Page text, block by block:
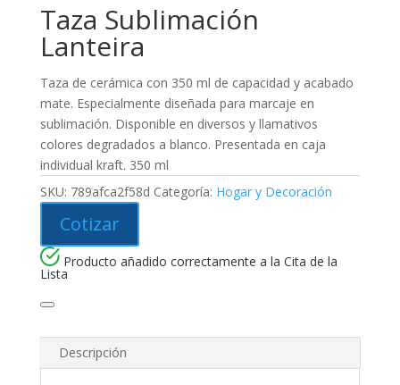
Taza Sublimación
Lanteira
Taza de cerámica con 350 ml de capacidad y acabado
mate. Especialmente diseñada para marcaje en
sublimación. Disponible en diversos y llamativos
colores degradados a blanco. Presentada en caja
individual kraft. 350 ml
SKU: 789afca2f58d Categoría: Hogar y Decoración
Cotizar
Producto añadido correctamente a la Cita de la
Lista
Descripción